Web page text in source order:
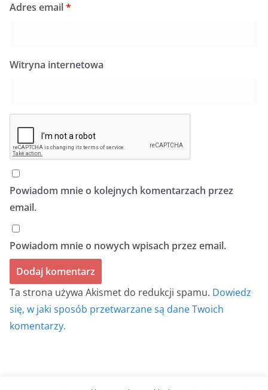
Adres email*
Witryna internetowa
Powiadom mnie o kolejnych komentarzach przez
email.
Powiadom mnie o nowych wpisach przez email.
Ta strona używa Akismet do redukcji spamu. Dowiedz
się, w jaki sposób przetwarzane są dane Twoich
komentarzy.